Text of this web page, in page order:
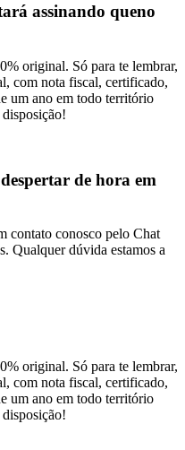
assinando queno
original. Só para te lembrar,
com nota fiscal, certificado,
um ano em todo território
de hora em
contato conosco pelo Chat
Qualquer dúvida estamos a
original. Só para te lembrar,
com nota fiscal, certificado,
um ano em todo território